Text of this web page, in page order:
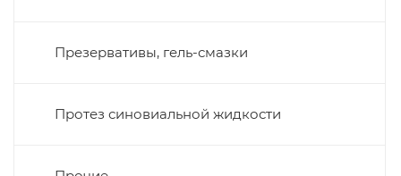
Презервативы, гель-смазки
Протез синовиальной жидкости